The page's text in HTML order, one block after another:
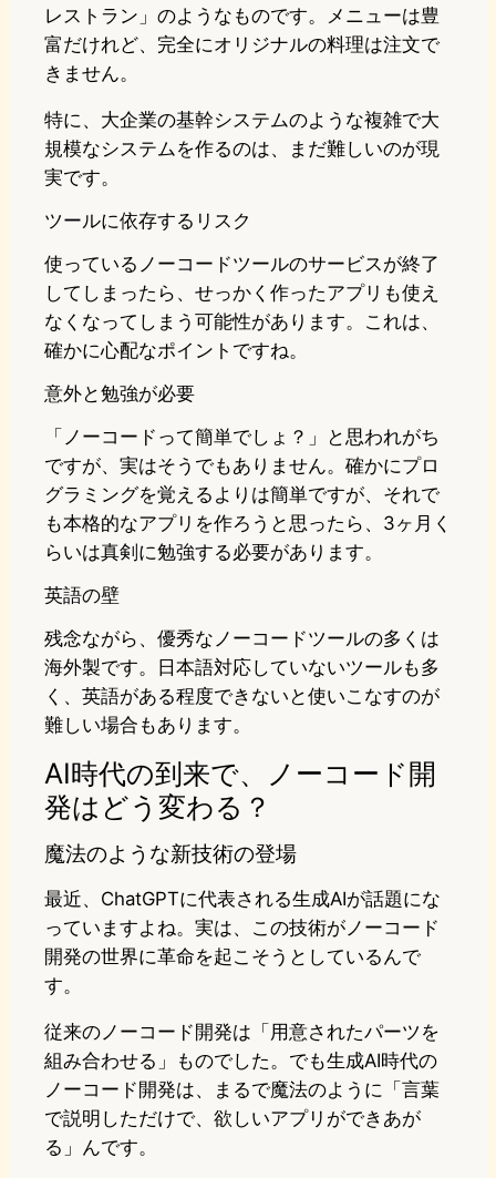
レストラン」のようなものです。メニューは豊
富だけれど、完全にオリジナルの料理は注文で
きません。
特に、大企業の基幹システムのような複雑で大
規模なシステムを作るのは、まだ難しいのが現
実です。
ツールに依存するリスク
使っているノーコードツールのサービスが終了
してしまったら、せっかく作ったアプリも使え
なくなってしまう可能性があります。これは、
確かに心配なポイントですね。
意外と勉強が必要
「ノーコードって簡単でしょ？」と思われがち
ですが、実はそうでもありません。確かにプロ
グラミングを覚えるよりは簡単ですが、それで
も本格的なアプリを作ろうと思ったら、3ヶ月く
らいは真剣に勉強する必要があります。
英語の壁
残念ながら、優秀なノーコードツールの多くは
海外製です。日本語対応していないツールも多
く、英語がある程度できないと使いこなすのが
難しい場合もあります。
AI時代の到来で、ノーコード開
発はどう変わる？
魔法のような新技術の登場
最近、ChatGPTに代表される生成AIが話題にな
っていますよね。実は、この技術がノーコード
開発の世界に革命を起こそうとしているんで
す。
従来のノーコード開発は「用意されたパーツを
組み合わせる」ものでした。でも生成AI時代の
ノーコード開発は、まるで魔法のように「言葉
で説明しただけで、欲しいアプリができあが
る」んです。